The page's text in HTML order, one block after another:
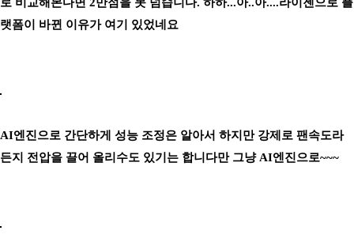
랫폼이 바뀐 이유가 여기 있었네요
AI엔진으로 간단하게 성능 조정은 알아서 하지만 강제로 팬속도라
든지 전압을 끌어 올리수도 있기는 합니다만 그냥 AI엔진으로~~~